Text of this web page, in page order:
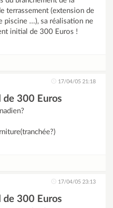
terrassement (extension de
piscine ...), sa réalisation ne
initial de 300 Euros !
17/04/05 21:18
300 Euros
17/04/05 23:13
300 Euros